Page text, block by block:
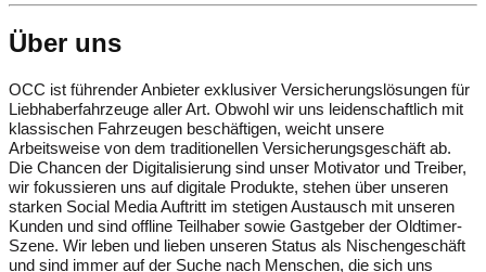
Über uns
OCC ist führender Anbieter exklusiver Versicherungslösungen für
Liebhaberfahrzeuge aller Art. Obwohl wir uns leidenschaftlich mit
klassischen Fahrzeugen beschäftigen, weicht unsere
Arbeitsweise von dem traditionellen Versicherungsgeschäft ab.
Die Chancen der Digitalisierung sind unser Motivator und Treiber,
wir fokussieren uns auf digitale Produkte, stehen über unseren
starken Social Media Auftritt im stetigen Austausch mit unseren
Kunden und sind offline Teilhaber sowie Gastgeber der Oldtimer-
Szene. Wir leben und lieben unseren Status als Nischengeschäft
und sind immer auf der Suche nach Menschen, die sich uns